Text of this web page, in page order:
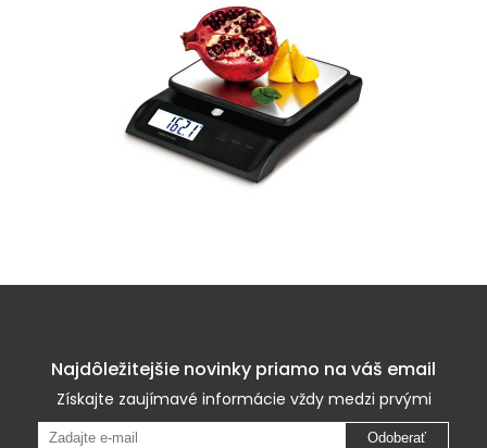
Najdôležitejšie novinky priamo na váš email
Získajte zaujímavé informácie vždy medzi prvými
Odoberať